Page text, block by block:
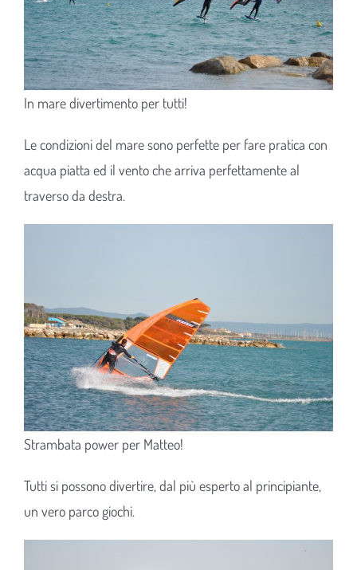
In mare divertimento per tutti!
Le condizioni del mare sono perfette per fare pratica con
acqua piatta ed il vento che arriva perfettamente al
traverso da destra.
Strambata power per Matteo!
Tutti si possono divertire, dal più esperto al principiante,
un vero parco giochi.